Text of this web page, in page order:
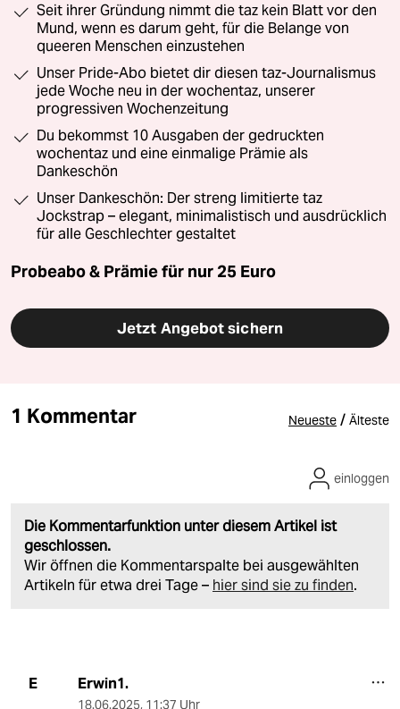
Seit ihrer Gründung nimmt die taz kein Blatt vor den
Mund, wenn es darum geht, für die Belange von
queeren Menschen einzustehen
Unser Pride-Abo bietet dir diesen taz-Journalismus
jede Woche neu in der wochentaz, unserer
progressiven Wochenzeitung
Du bekommst 10 Ausgaben der gedruckten
wochentaz und eine einmalige Prämie als
Dankeschön
Unser Dankeschön: Der streng limitierte taz
Jockstrap – elegant, minimalistisch und ausdrücklich
für alle Geschlechter gestaltet
Probeabo & Prämie für nur 25 Euro
Jetzt Angebot sichern
1 Kommentar Neueste / Älteste
Die Kommentarfunktion unter diesem Artikel ist
geschlossen.
Wir öffnen die Kommentarspalte bei ausgewählten
Artikeln für etwa drei Tage – hier sind sie zu finden.
einloggen
E Erwin1.
18.06.2025, 11:37 Uhr